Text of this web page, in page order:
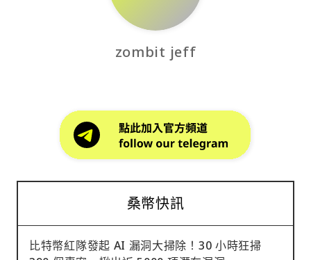
zombit jeff
桑幣快訊
比特幣紅隊發起 AI 漏洞大掃除！30 小時狂掃